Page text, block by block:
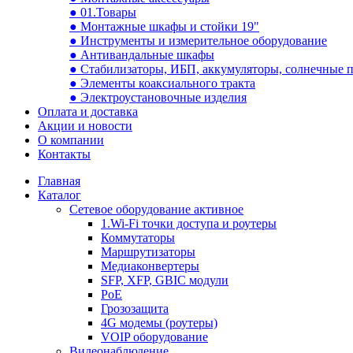
● 01.Товары
● Монтажные шкафы и стойки 19"
● Инструменты и измерительное оборудование
● Антивандальные шкафы
● Стабилизаторы, ИБП, аккумуляторы, солнечные
● Элементы коаксиального тракта
● Электроустановочные изделия
Оплата и доставка
Акции и новости
О компании
Контакты
Главная
Каталог
Сетевое оборудование активное
1.Wi-Fi точки доступа и роутеры
Коммутаторы
Маршрутизаторы
Медиаконвертеры
SFP, XFP, GBIC модули
PoE
Грозозащита
4G модемы (роутеры)
VOIP оборудование